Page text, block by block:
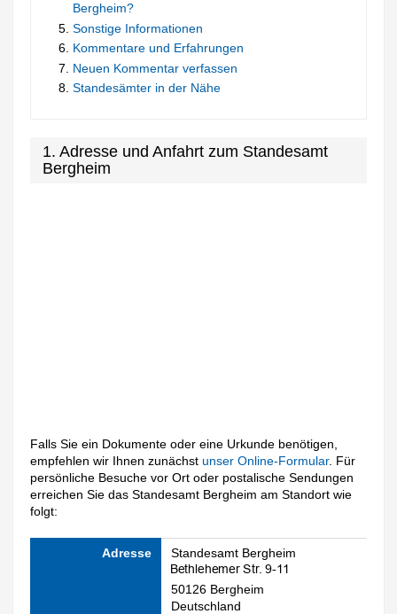
Bergheim?
Sonstige Informationen
Kommentare und Erfahrungen
Neuen Kommentar verfassen
Standesämter in der Nähe
1. Adresse und Anfahrt zum Standesamt
Bergheim
Falls Sie ein Dokumente oder eine Urkunde benötigen,
empfehlen wir Ihnen zunächstunser Online-Formular. Für
persönliche Besuche vor Ort oder postalische Sendungen
erreichen Sie das Standesamt Bergheim am Standort wie
folgt:
Adresse Standesamt Bergheim
50126 Bergheim
Deutschland